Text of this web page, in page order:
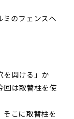
ミのフェンスへ
を開ける」か
回は取替柱を使
そこに取替柱を